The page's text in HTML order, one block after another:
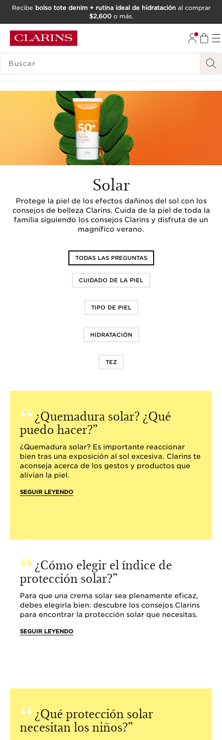
IR AL PIE DE PÁGINA
Recibe bolso tote denim + rutina ideal de hidrataciónal comprar
$2,600o más.
BUSCAR
Solar
Protege la piel de los efectos dañinos del sol con los
consejos de belleza Clarins. Cuida de la piel de toda la
familia siguiendo los consejos Clarins y disfruta de un
magnífico verano.
TODAS LAS PREGUNTAS
CUIDADO DE LA PIEL
TIPO DE PIEL
HIDRATACIÓN
TEZ
¿Quemadura solar? ¿Qué
puedo hacer?
¿Quemadura solar? Es importante reaccionar
bien tras una exposición al sol excesiva. Clarins te
aconseja acerca de los gestos y productos que
alivian la piel.
SEGUIR LEYENDO
¿Cómo elegir el índice de
protección solar?
Para que una crema solar sea plenamente eficaz,
debes elegirla bien: descubre los consejos Clarins
para encontrar la protección solar que necesitas.
SEGUIR LEYENDO
¿Qué protección solar
necesitan los niños?